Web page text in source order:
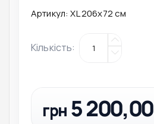
Артикул: XL 206x72 см
Кількість:
грн 5 200,00